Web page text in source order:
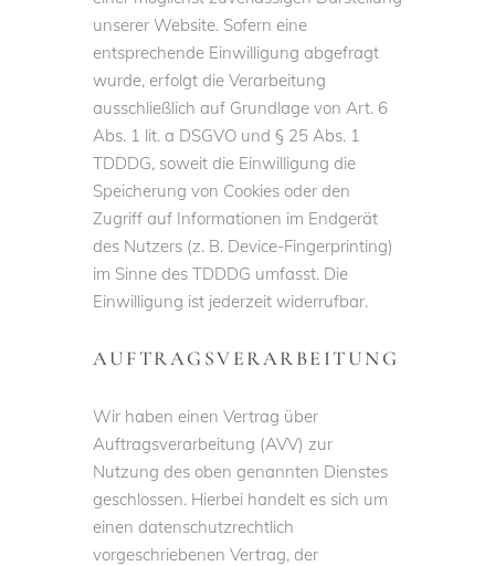
unserer Website. Sofern eine
entsprechende Einwilligung abgefragt
wurde, erfolgt die Verarbeitung
ausschließlich auf Grundlage von Art. 6
Abs. 1 lit. a DSGVO und § 25 Abs. 1
TDDDG, soweit die Einwilligung die
Speicherung von Cookies oder den
Zugriff auf Informationen im Endgerät
des Nutzers (z. B. Device-Fingerprinting)
im Sinne des TDDDG umfasst. Die
Einwilligung ist jederzeit widerrufbar.
AUFTRAGSVERARBEITUNG
Wir haben einen Vertrag über
Auftragsverarbeitung (AVV) zur
Nutzung des oben genannten Dienstes
geschlossen. Hierbei handelt es sich um
einen datenschutzrechtlich
vorgeschriebenen Vertrag, der